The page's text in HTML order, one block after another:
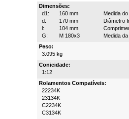
Dimensões:
d1:
160 mm
Medida
d:
170 mm
Diâmetro
l:
104 mm
G:
M 180x3
Medida
Peso:
3.095 kg
Conicidade:
1:12
Rolamentos Compatíveis:
22234K
23134K
C2234K
C3134K